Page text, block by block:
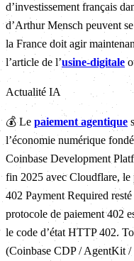
d’investissement français
d’Arthur Mensch peuvent
la France doit agir
l’article de l’usine-digitale
Actualité IA
💰 Le paiement agentique
l’économie numérique
Coinbase Development
fin 2025 avec Cloudflare,
402 Payment Required
protocole de paiement 402
le code d’état HTTP 402.
(Coinbase CDP / AgentKit /